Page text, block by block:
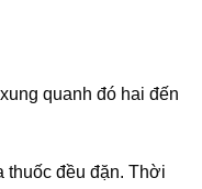
quanh đó hai đến
thuốc đều đặn. Thời